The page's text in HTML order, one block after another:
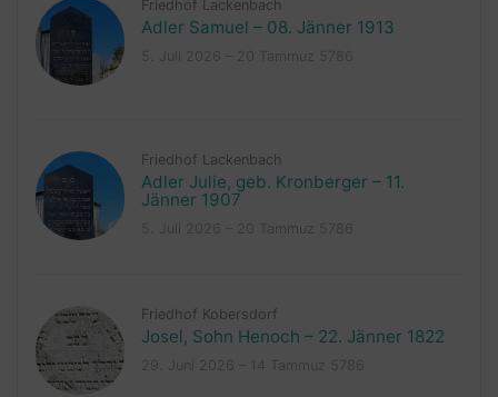
Friedhof Lackenbach
Adler Samuel – 08. Jänner 1913
Friedhof Lackenbach
Adler Julie, geb. Kronberger – 11.
Jänner 1907
Friedhof Kobersdorf
Josel, Sohn Henoch – 22. Jänner 1822